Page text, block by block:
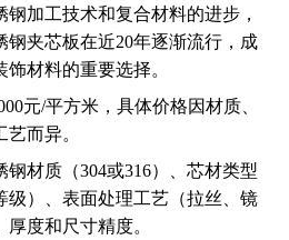
钢加工技术和复合材料的进步，
钢夹芯板在近20年逐渐流行，成
饰材料的重要选择。
元/平方米，具体价格因材质、
艺而异。
钢材质（304或316）、芯材类型
级）、表面处理工艺（拉丝、镜
厚度和尺寸精度。